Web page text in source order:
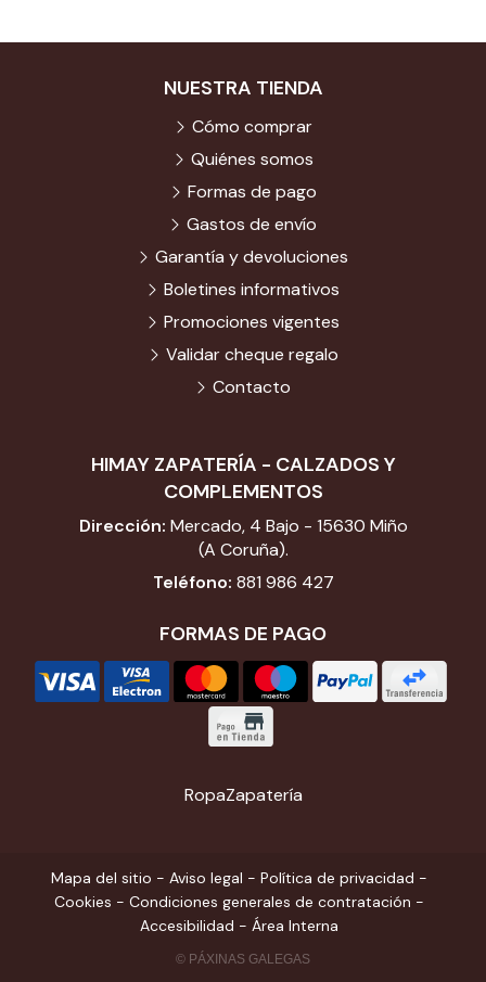
HIMAY ZAPATERÍA - CALZADOS Y
COMPLEMENTOS
Dirección: Mercado, 4 Bajo - 15630 Miño
(A Coruña).
Teléfono: 881 986 427
FORMAS DE PAGO
NUESTRA TIENDA
Cómo comprar
Quiénes somos
Formas de pago
Gastos de envío
Garantía y devoluciones
Boletines informativos
Promociones vigentes
Validar cheque regalo
Contacto
RopaZapatería
Mapa del sitio - Aviso legal - Política de privacidad -
Cookies - Condiciones generales de contratación -
Accesibilidad - Área Interna
© PÁXINAS GALEGAS